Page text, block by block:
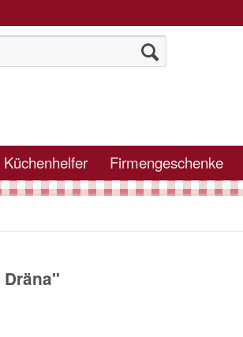
Küchenhelfer Firmengeschenke